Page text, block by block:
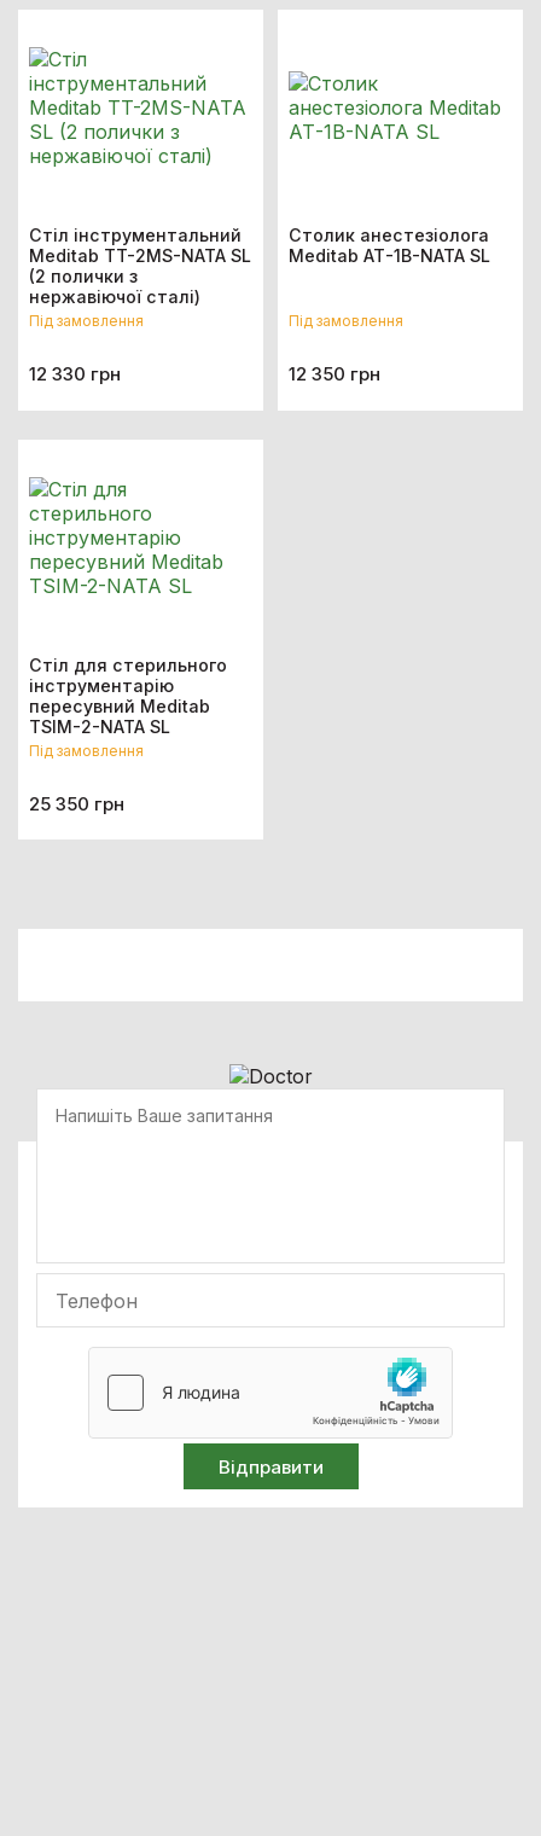
Стіл інструментальний
Meditab TT-2МS-NATA SL
(2 полички з
нержавіючої сталі)
Під замовлення
12 330 грн
Столик анестезіолога
Meditab АТ-1B-NATA SL
Під замовлення
12 350 грн
Стіл для стерильного
інструментарію
пересувний Meditab
TSIM-2-NATA SL
Під замовлення
25 350 грн